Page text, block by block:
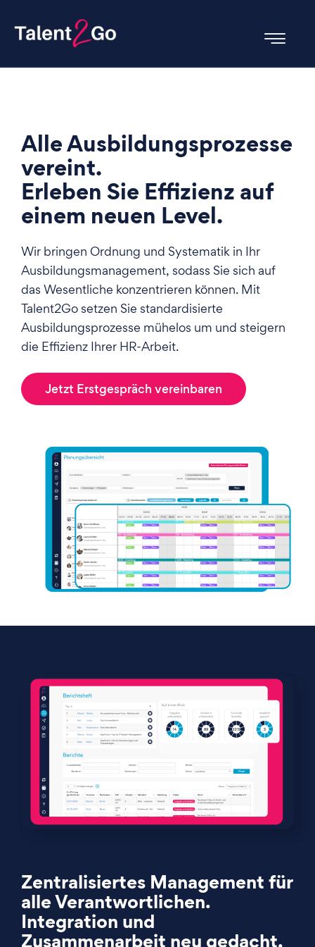
Alle Ausbildungsprozesse
vereint.
Erleben Sie Effizienz auf
einem neuen Level.
Wir bringen Ordnung und Systematik in Ihr
Ausbildungsmanagement, sodass Sie sich auf
das Wesentliche konzentrieren können. Mit
Talent2Go setzen Sie standardisierte
Ausbildungsprozesse mühelos um und steigern
die Effizienz Ihrer HR-Arbeit.
Jetzt Erstgespräch vereinbaren
Zentralisiertes Management für
alle Verantwortlichen.
Integration und
Zusammenarbeit neu gedacht.